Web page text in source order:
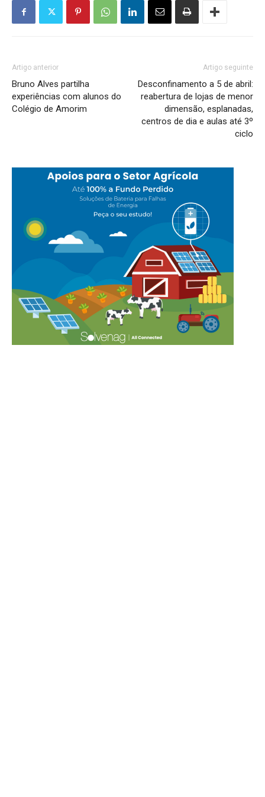
Artigo anterior
Bruno Alves partilha
experiências com alunos do
Colégio de Amorim
Artigo seguinte
Desconfinamento a 5 de abril:
reabertura de lojas de menor
dimensão, esplanadas,
centros de dia e aulas até 3º
ciclo